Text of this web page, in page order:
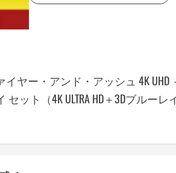
ヤー・アンド・アッシュ 4K UHD
セット（4K ULTRA HD＋3Dブルーレ